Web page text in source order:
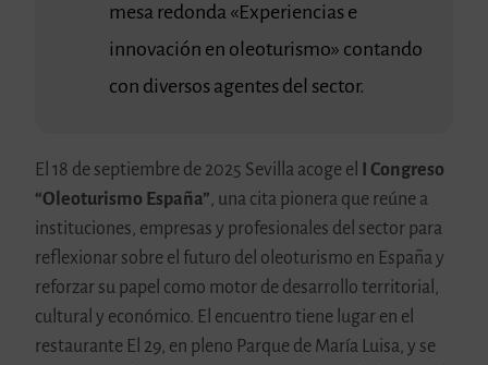
mesa redonda «Experiencias e
innovación en oleoturismo» contando
con diversos agentes del sector.
El 18 de septiembre de 2025 Sevilla acoge el
I Congreso
“Oleoturismo España”, una cita pionera que reúne a
instituciones, empresas y profesionales del sector para
reflexionar sobre el futuro del oleoturismo en España y
reforzar su papel como motor de desarrollo territorial,
cultural y económico. El encuentro tiene lugar en el
restaurante El 29, en pleno Parque de María Luisa, y se